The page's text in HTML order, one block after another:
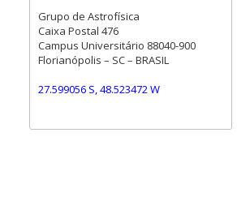
Grupo de Astrofísica
Caixa Postal 476
Campus Universitário 88040-900
Florianópolis – SC – BRASIL
27.599056 S, 48.523472 W